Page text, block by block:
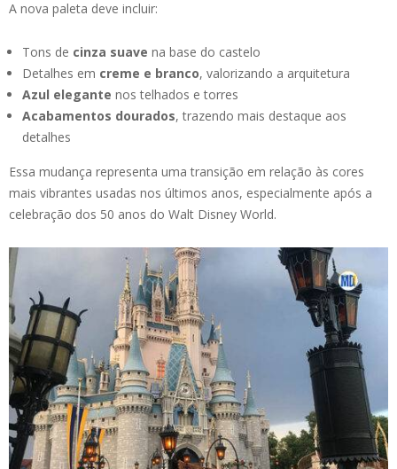
A nova paleta deve incluir:
Tons de cinza suave na base do castelo
Detalhes em creme e branco, valorizando a arquitetura
Azul elegante nos telhados e torres
Acabamentos dourados, trazendo mais destaque aos
detalhes
Essa mudança representa uma transição em relação às cores
mais vibrantes usadas nos últimos anos, especialmente após a
celebração dos 50 anos do Walt Disney World.